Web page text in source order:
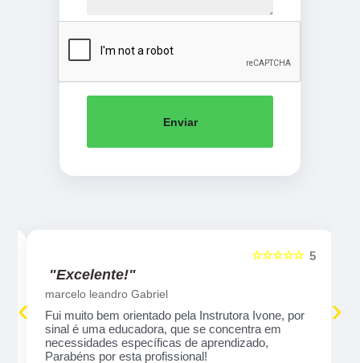
Enviar
5
☆☆☆☆☆
"Excelente!"
marcelo leandro Gabriel
Fui muito bem orientado pela Instrutora Ivone, por
sinal é uma educadora, que se concentra em
necessidades específicas de aprendizado,
Parabéns por esta profissional!
‹ ›